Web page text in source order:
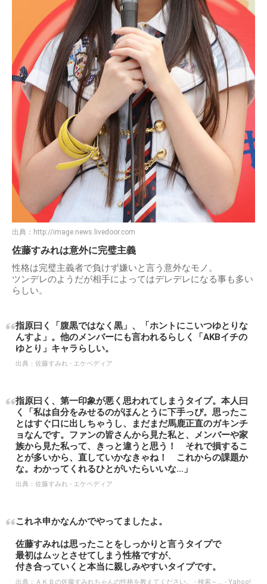
出典： http://image.news.livedoor.com
佐藤すみれは意外に完璧主義
性格は完璧主義者で負けず嫌いと言う意外なモノ。
ツンデレのようだが相手によってはデレデレになる事も多い
らしい。
指原曰く「腹黒ではなく黒」、「ホントにこいつゆとりな
んすよ」。他のメンバーにも言われるらしく「AKBイチの
ゆとり」キャラらしい。
出典： 佐藤すみれ - エケペディア
指原曰く、第一印象が悪く思われてしまうタイプ。本人曰
く「私は自分をみせるのがほんとうに下手っぴ。思ったこ
とはすぐ口に出しちゃうし、まだまだ馬鹿正直のガキンチ
ョなんです。ファンの皆さんから見た私と、メンバーや家
族から見た私って、きっと違うと思う！ それで損するこ
とが多いから、直していかなきゃね！ これからの課題か
な。わかってくれるひとがいたらいいな…」
出典： 佐藤すみれ - エケペディア
これネ申かなんかでやってましたよ。
佐藤すみれは思ったことをしっかりと言うタイプで
最初はムッとさせてしまう性格ですが、
付き合っていくと本当に親しみやすいタイプです。
出典： ＡＫＢの佐藤すみれちゃんの性格を教えてください。 - 検索～... - Yahoo!